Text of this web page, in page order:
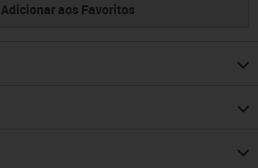
Adicionar aos Favoritos